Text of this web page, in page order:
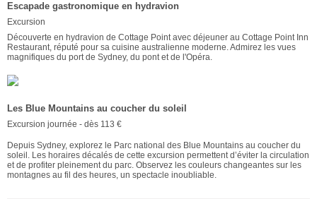
Escapade gastronomique en hydravion
Excursion
Découverte en hydravion de Cottage Point avec déjeuner au Cottage Point Inn
Restaurant, réputé pour sa cuisine australienne moderne. Admirez les vues
magnifiques du port de Sydney, du pont et de l'Opéra.
Les Blue Mountains au coucher du soleil
Excursion journée - dès 113 €
Depuis Sydney, explorez le Parc national des Blue Mountains au coucher du
soleil. Les horaires décalés de cette excursion permettent d’éviter la circulation
et de profiter pleinement du parc. Observez les couleurs changeantes sur les
montagnes au fil des heures, un spectacle inoubliable.